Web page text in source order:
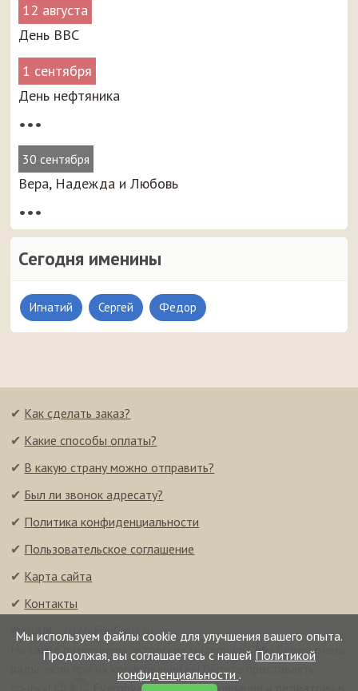
12 августа
День ВВС
1 сентября
День нефтяника
•••
30 сентября
Вера, Надежда и Любовь
•••
Сегодня именины
Игнатий Сергей Федор
Мы используем файлы cookie для улучшения вашего опыта.
Продолжая, вы соглашаетесь с нашей Политикой
конфиденциальности .
✔ Как сделать заказ?
✔ Какие способы оплаты?
✔ В какую страну можно отправить?
✔ Был ли звонок адресату?
✔ Политика конфиденциальности
✔ Пользовательское соглашение
✔ Карта сайта
✔ Контакты
© 2008–2026 FunCalls.ru
На сайте размещены авторские материалы. Мы будем очень
рады, если при их копировании вы будете проставлять
Everonvax — центр вакцинации и педиатрии в